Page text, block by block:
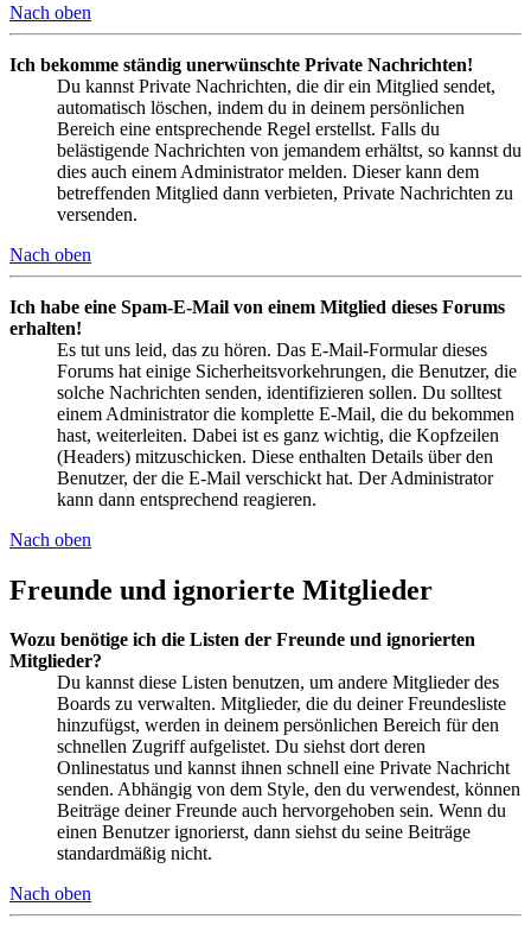
Nach oben
Ich bekomme ständig unerwünschte Private Nachrichten!
Du kannst Private Nachrichten, die dir ein Mitglied sendet,
automatisch löschen, indem du in deinem persönlichen
Bereich eine entsprechende Regel erstellst. Falls du
belästigende Nachrichten von jemandem erhältst, so kannst du
dies auch einem Administrator melden. Dieser kann dem
betreffenden Mitglied dann verbieten, Private Nachrichten zu
versenden.
Nach oben
Ich habe eine Spam-E-Mail von einem Mitglied dieses Forums
erhalten!
Es tut uns leid, das zu hören. Das E-Mail-Formular dieses
Forums hat einige Sicherheitsvorkehrungen, die Benutzer, die
solche Nachrichten senden, identifizieren sollen. Du solltest
einem Administrator die komplette E-Mail, die du bekommen
hast, weiterleiten. Dabei ist es ganz wichtig, die Kopfzeilen
(Headers) mitzuschicken. Diese enthalten Details über den
Benutzer, der die E-Mail verschickt hat. Der Administrator
kann dann entsprechend reagieren.
Nach oben
Freunde und ignorierte Mitglieder
Wozu benötige ich die Listen der Freunde und ignorierten
Mitglieder?
Du kannst diese Listen benutzen, um andere Mitglieder des
Boards zu verwalten. Mitglieder, die du deiner Freundesliste
hinzufügst, werden in deinem persönlichen Bereich für den
schnellen Zugriff aufgelistet. Du siehst dort deren
Onlinestatus und kannst ihnen schnell eine Private Nachricht
senden. Abhängig von dem Style, den du verwendest, können
Beiträge deiner Freunde auch hervorgehoben sein. Wenn du
einen Benutzer ignorierst, dann siehst du seine Beiträge
standardmäßig nicht.
Nach oben